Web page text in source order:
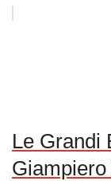
Le Grandi